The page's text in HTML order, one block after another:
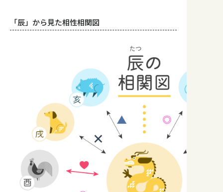
「辰」から見た相性相関図